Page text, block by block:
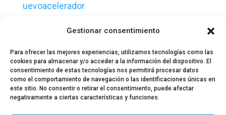
Gestionar consentimiento
Para ofrecer las mejores experiencias, utilizamos tecnologías como las
cookies para almacenar y/o acceder a la información del dispositivo. El
consentimiento de estas tecnologías nos permitirá procesar datos
como el comportamiento de navegación o las identificaciones únicas en
este sitio. No consentir o retirar el consentimiento, puede afectar
negativamente a ciertas características y funciones.
uevoacelerador
Soundcloud:https://soundcloud.com/elnue